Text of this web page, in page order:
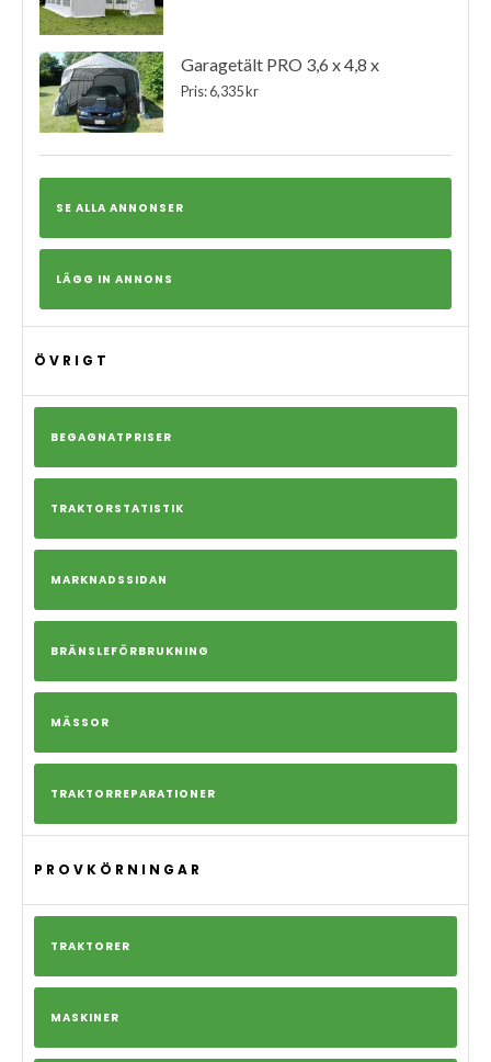
Garagetält PRO 3,6 x 4,8 x
Pris: 6,335 kr
SE ALLA ANNONSER
LÄGG IN ANNONS
ÖVRIGT
BEGAGNATPRISER
TRAKTORSTATISTIK
MARKNADSSIDAN
BRÄNSLEFÖRBRUKNING
MÄSSOR
TRAKTORREPARATIONER
PROVKÖRNINGAR
TRAKTORER
MASKINER